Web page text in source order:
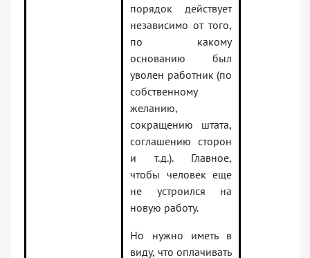
порядок действует
независимо от того,
по какому
основанию был
уволен работник (по
собственному
желанию,
сокращению штата,
соглашению сторон
и т.д.). Главное,
чтобы человек еще
не устроился на
новую работу.
Но нужно иметь в
виду, что оплачивать